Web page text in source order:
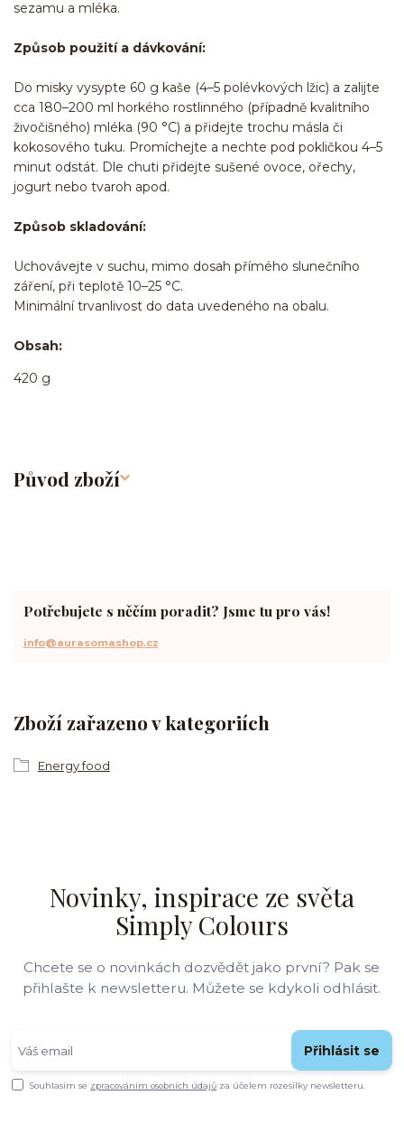
sezamu a mléka.
Způsob použití a dávkování:
Do misky vysypte 60 g kaše (4–5 polévkových lžic) a zalijte
cca 180–200 ml horkého rostlinného (případně kvalitního
živočišného) mléka (90 °C) a přidejte trochu másla či
kokosového tuku. Promíchejte a nechte pod pokličkou 4–5
minut odstát. Dle chuti přidejte sušené ovoce, ořechy,
jogurt nebo tvaroh apod.
Způsob skladování:
Uchovávejte v suchu, mimo dosah přímého slunečního
záření, při teplotě 10–25 °C.
Minimální trvanlivost do data uvedeného na obalu.
Obsah:
420 g
Původ zboží
Zboží zařazeno v kategoriích
Energy food
Potřebujete s něčím poradit? Jsme tu pro vás!
info@aurasomashop.cz
Novinky, inspirace ze světa
Simply Colours
Chcete se o novinkách dozvědět jako první? Pak se
přihlašte k newsletteru. Můžete se kdykoli odhlásit.
Přihlásit se
Souhlasím se zpracováním osobních údajů za účelem rozesílky newsletteru.